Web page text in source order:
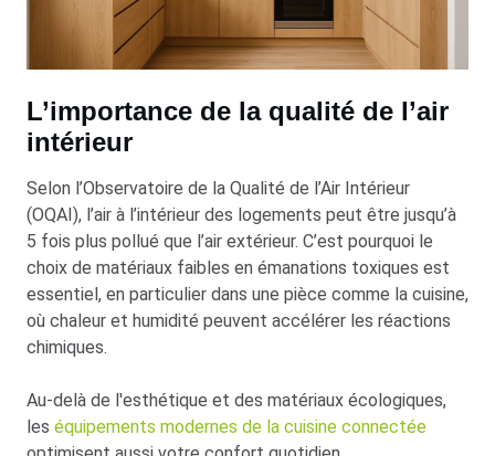
L’importance de la qualité de l’air
intérieur
Selon l’Observatoire de la Qualité de l’Air Intérieur
(OQAI), l’air à l’intérieur des logements peut être jusqu’à
5 fois plus pollué que l’air extérieur. C’est pourquoi le
choix de matériaux faibles en émanations toxiques est
essentiel, en particulier dans une pièce comme la cuisine,
où chaleur et humidité peuvent accélérer les réactions
chimiques.
Au-delà de l'esthétique et des matériaux écologiques,
les équipements modernes de la cuisine connectée